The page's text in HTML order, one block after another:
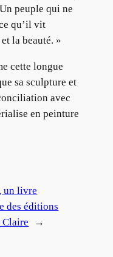
peuple qui ne
qu’il vit
la beauté. »
cette longue
sa sculpture et
avec
en peinture
un livre
des éditions
Claire
→